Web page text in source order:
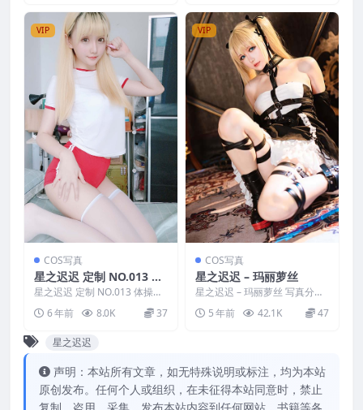
VIP
COS写真
星之迟迟 定制 NO.013 体
操服
星之迟迟 定制 NO.013 体操服
写真分类：唯美，参与模特：
星之迟迟 [套图...
6 年前 8.0K 37
VIP
COS写真
星之迟迟 – 玛丽萝丝
星之迟迟 – 玛丽萝丝 写真分
类：唯美，参与模特：星之迟
迟 [套图大小]：[33...
5 年前 42.1K 47
星之迟迟
声明：本站所有文章，如无特殊说明或标注，均为本站
原创发布。任何个人或组织，在未征得本站同意时，禁止